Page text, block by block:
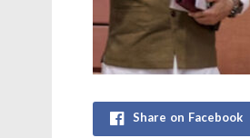
Share on Facebook